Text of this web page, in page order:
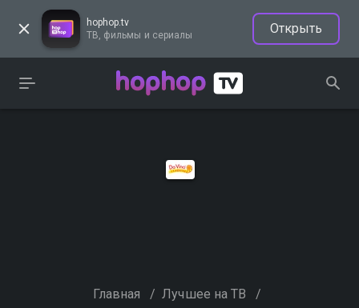
hophop.tv
ТВ, фильмы и сериалы
Открыть
Главная / Лучшее на ТВ /